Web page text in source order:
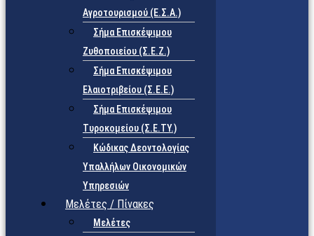
Αγροτουρισμού (Ε.Σ.Α.)
Σήμα Επισκέψιμου
Ζυθοποιείου (Σ.Ε.Ζ.)
Σήμα Επισκέψιμου
Ελαιοτριβείου (Σ.Ε.Ε.)
Σήμα Επισκέψιμου
Τυροκομείου (Σ.Ε.TY.)
Κώδικας Δεοντολογίας
Υπαλλήλων Οικονομικών
Υπηρεσιών
Μελέτες / Πίνακες
Μελέτες